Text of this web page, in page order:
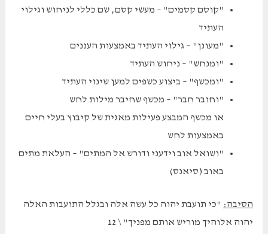
"קוסם קסמים" – מעשי קסם, שם כללי לניחוש וגילוי
העתיד
"מעונן" – גילוי העתיד באמצעות העננים
"ומנחש" – ניחוש העתיד
"ומכשף" – ביצוע כשפים למען שינוי העתיד
"וחובר חבר" – מכשף שחיבר מילות לחש
או מכשף המבצע פעילות מאגית של קיבוץ בעלי חיים
באמצעות לחש
"ושואל אוב וידעני ודורש אל המתים" – העלאת מתים
באוב (סיאנס)
הסיבה: "כי תועבת יהוה כל עשה אלה ובגלל התועבות האלה
יהוה אלוהיך מוריש אותם מפניך" \ 12